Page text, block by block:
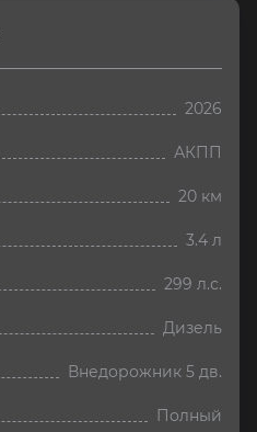
2026
АКПП
20 км
3.4 л
299 л.с.
Дизель
Внедорожник 5 дв.
Полный